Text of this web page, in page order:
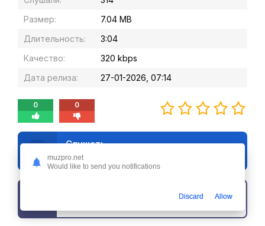
Размер:
7.04 MB
Длительность:
3:04
Качество:
320 kbps
Дата релиза:
27-01-2026, 07:14
0 0
Слушать
Techno Project, Geny Tur - Luna
muzpro.net
Would like to send you notifications
Discard Allow